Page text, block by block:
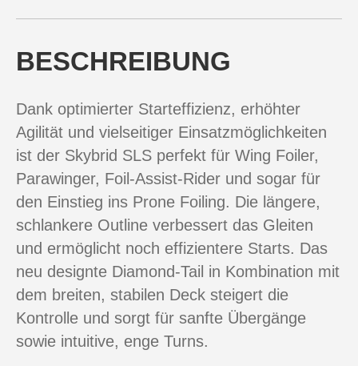
BESCHREIBUNG
Dank optimierter Starteffizienz, erhöhter
Agilität und vielseitiger Einsatzmöglichkeiten
ist der Skybrid SLS perfekt für Wing Foiler,
Parawinger, Foil-Assist-Rider und sogar für
den Einstieg ins Prone Foiling. Die längere,
schlankere Outline verbessert das Gleiten
und ermöglicht noch effizientere Starts. Das
neu designte Diamond-Tail in Kombination mit
dem breiten, stabilen Deck steigert die
Kontrolle und sorgt für sanfte Übergänge
sowie intuitive, enge Turns.